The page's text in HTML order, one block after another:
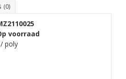
(0)
voorraad
poly